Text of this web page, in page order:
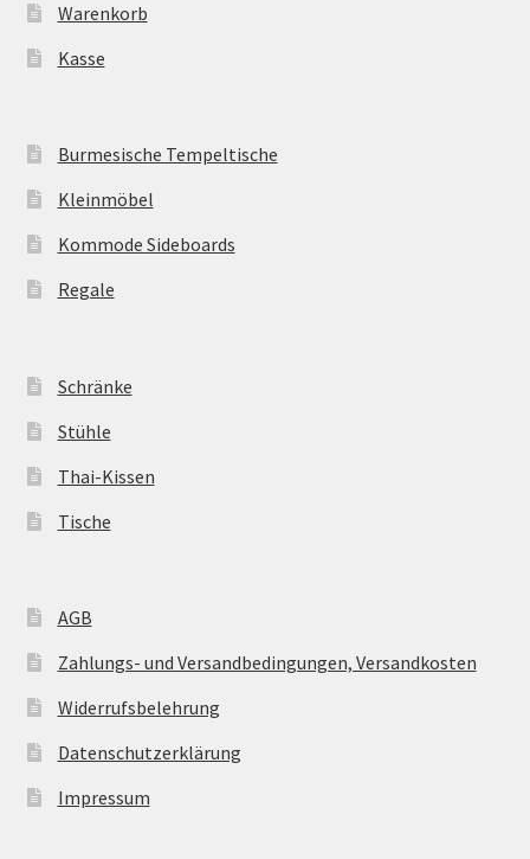
Warenkorb
Kasse
Burmesische Tempeltische
Kleinmöbel
Kommode Sideboards
Regale
Schränke
Stühle
Thai-Kissen
Tische
AGB
Zahlungs- und Versandbedingungen, Versandkosten
Widerrufsbelehrung
Datenschutzerklärung
Impressum